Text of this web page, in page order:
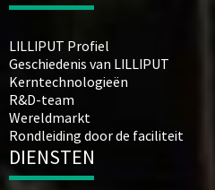
LILLIPUT Profiel
Geschiedenis van LILLIPUT
Kerntechnologieën
R&D-team
Wereldmarkt
Rondleiding door de faciliteit
DIENSTEN